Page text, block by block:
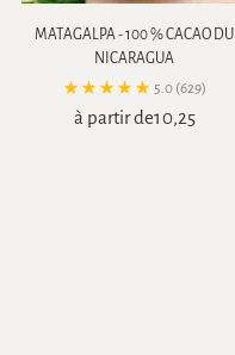
MATAGALPA - 100 % CACAO DU
NICARAGUA
5.0 (629)
à partir de10,25